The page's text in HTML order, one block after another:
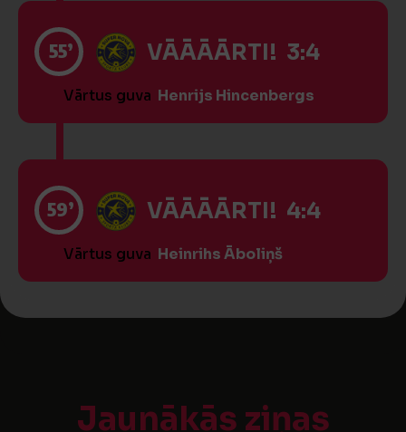
55’ VĀĀĀĀRTI! 3:4
Vārtus guva Henrijs Hincenbergs
59’ VĀĀĀĀRTI! 4:4
Vārtus guva Heinrihs Āboliņš
Jaunākās ziņas